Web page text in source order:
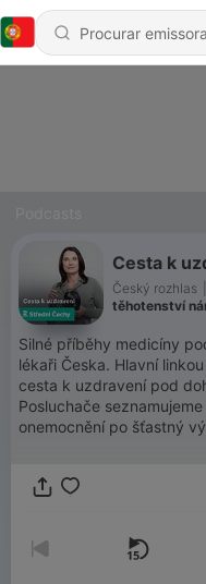
Cesta k
Český rozhlas
těhotenství
Silné příběhy medicíny
lékaři Česka. Hlavní
cesta k uzdravení pod
Posluchače
onemocnění po šťastný
poslouchat v mobilní